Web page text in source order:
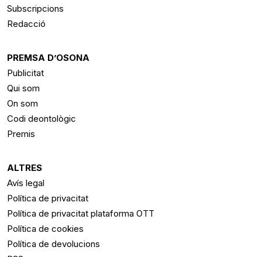
Subscripcions
Redacció
PREMSA D’OSONA
Publicitat
Qui som
On som
Codi deontològic
Premis
ALTRES
Avís legal
Política de privacitat
Política de privacitat plataforma OTT
Política de cookies
Política de devolucions